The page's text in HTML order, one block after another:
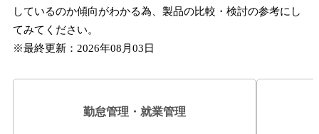
しているのか傾向がわかる為、製品の比較・検討の参考にし
てみてください。
※最終更新： 2026年08月03日
勤怠管理・就業管理